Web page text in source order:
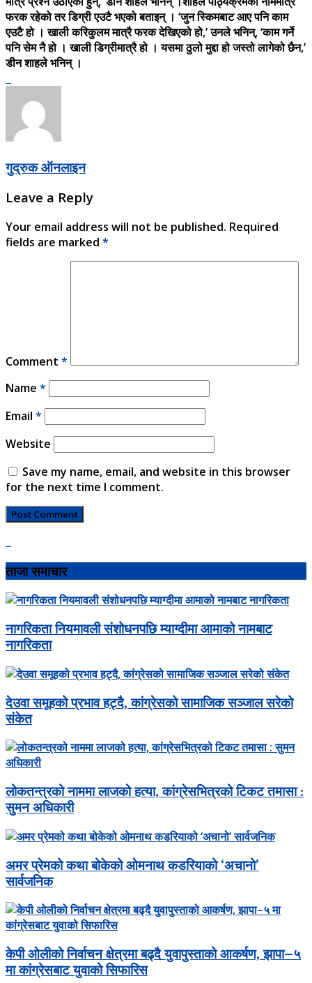
फरक रहेको तर डिग्री एउटै भएको बताइन् । ‘जुन स्किमबाट आए पनि काम
एउटै हो । खाली करिकुलम मात्रै फरक देखिएको हो,’ उनले भनिन्, ‘काम गर्ने
पनि सेम नै हो । खाली डिग्रीमात्रै हो । यसमा ठुलो मुद्दा हो जस्तो लागेको छैन,’
डीन शाहले भनिन् ।
गुद्रुक ऑनलाइन
Leave a Reply
Your email address will not be published. Required
fields are marked *
Comment *
Name *
Email *
Website
Save my name, email, and website in this browser
for the next time I comment.
ताजा समाचार
नागरिकता नियमावली संशोधनपछि म्याग्दीमा आमाको नामबाट
नागरिकता
देउवा समूहको प्रभाव हट्दै, कांग्रेसको सामाजिक सञ्जाल सरेको
संकेत
लोकतन्त्रको नाममा लाजको हत्या, कांग्रेसभित्रको टिकट तमासा :
सुमन अधिकारी
अमर प्रेमको कथा बोकेको ओमनाथ कडरियाको ‘अचानो’
सार्वजनिक
केपी ओलीको निर्वाचन क्षेत्रमा बढ्दै युवापुस्ताको आकर्षण, झापा–५
मा कांग्रेसबाट युवाको सिफारिस